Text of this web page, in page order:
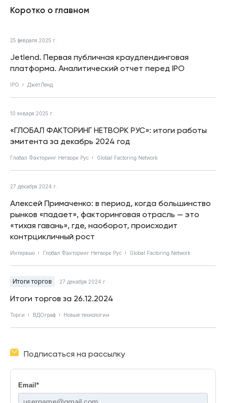
Коротко о главном
25 февраля 2025 г.
Jetlend. Первая публичная краудлендинговая
платформа. Аналитический отчет перед IPO
IPO ДжетЛенд
10 января 2025 г.
«ГЛОБАЛ ФАКТОРИНГ НЕТВОРК РУС»: итоги работы
эмитента за декабрь 2024 год
Глобал Факторинг Нетворк Рус Global Factoring Network
27 декабря 2024 г.
Алексей Примаченко: в период, когда большинство
рынков «падает», факторинговая отрасль — это
«тихая гавань», где, наоборот, происходит
контрцикличный рост
Интервью Глобал Факторинг Нетворк Рус Global Factoring Network
Итоги торгов 27 декабря 2024 г.
Итоги торгов за 26.12.2024
Торги ВДОграф Новые технологии
Подписаться на рассылку
Email *